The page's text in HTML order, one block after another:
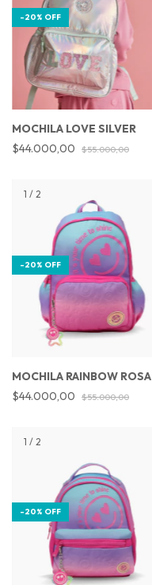
-20% OFF
MOCHILA LOVE SILVER
$44.000,00
$55.000,00
1 / 2
-20% OFF
MOCHILA RAINBOW ROSA
$44.000,00
$55.000,00
1 / 2
-20% OFF